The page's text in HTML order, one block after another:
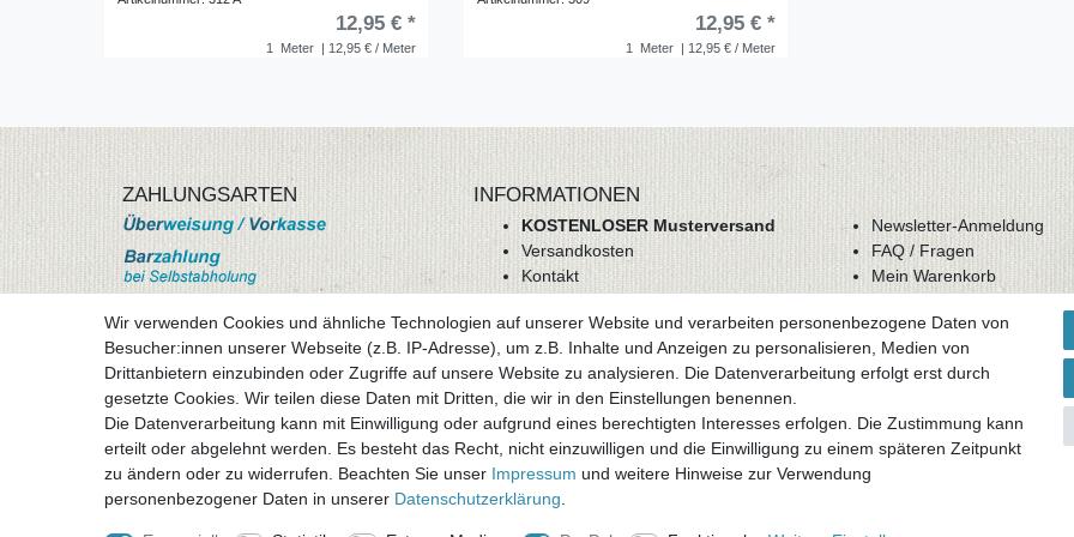
1 Meter | 12,95 € / Meter
12,95 € *
1 Meter | 12,95 € / Meter
12,95 € *
ZAHLUNGSARTEN
mehr Informationen
Besuchen sie uns auf
INFORMATIONEN
KOSTENLOSER Musterversand
Versandkosten
Kontakt
AGB
Datenschutz
Impressum
Vertrag widerrufen
Newsletter-Anmeldung
FAQ / Fragen
Mein Warenkorb
Mein Konto
Wir verwenden Cookies und ähnliche Technologien auf unserer Website und verarbeiten personenbezogene Daten von
Besucher:innen unserer Webseite (z.B. IP-Adresse), um z.B. Inhalte und Anzeigen zu personalisieren, Medien von
Drittanbietern einzubinden oder Zugriffe auf unsere Website zu analysieren. Die Datenverarbeitung erfolgt erst durch
gesetzte Cookies. Wir teilen diese Daten mit Dritten, die wir in den Einstellungen benennen.
Die Datenverarbeitung kann mit Einwilligung oder aufgrund eines berechtigten Interesses erfolgen. Die Zustimmung kann
erteilt oder abgelehnt werden. Es besteht das Recht, nicht einzuwilligen und die Einwilligung zu einem späteren Zeitpunkt
zu ändern oder zu widerrufen. Beachten Sie unser Impressum und weitere Hinweise zur Verwendung
personenbezogener Daten in unserer Daten­schutz­erklärung